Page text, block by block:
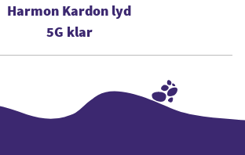
Harmon Kardon lyd
5G klar